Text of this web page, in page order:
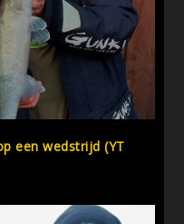
een wedstrijd (YT